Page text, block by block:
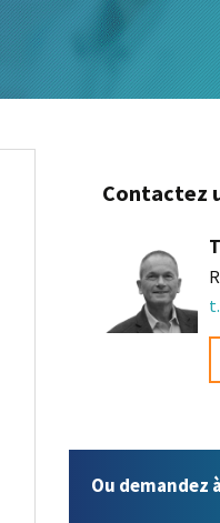
Contactez
Ou demandez